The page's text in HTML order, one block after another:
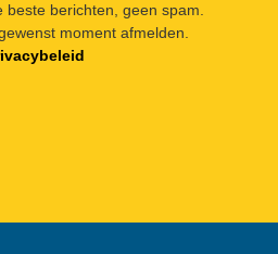
beste berichten, geen spam.
moment afmelden.